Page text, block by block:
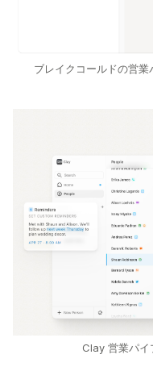
ブレイクコールドの営
Clay 営業パ